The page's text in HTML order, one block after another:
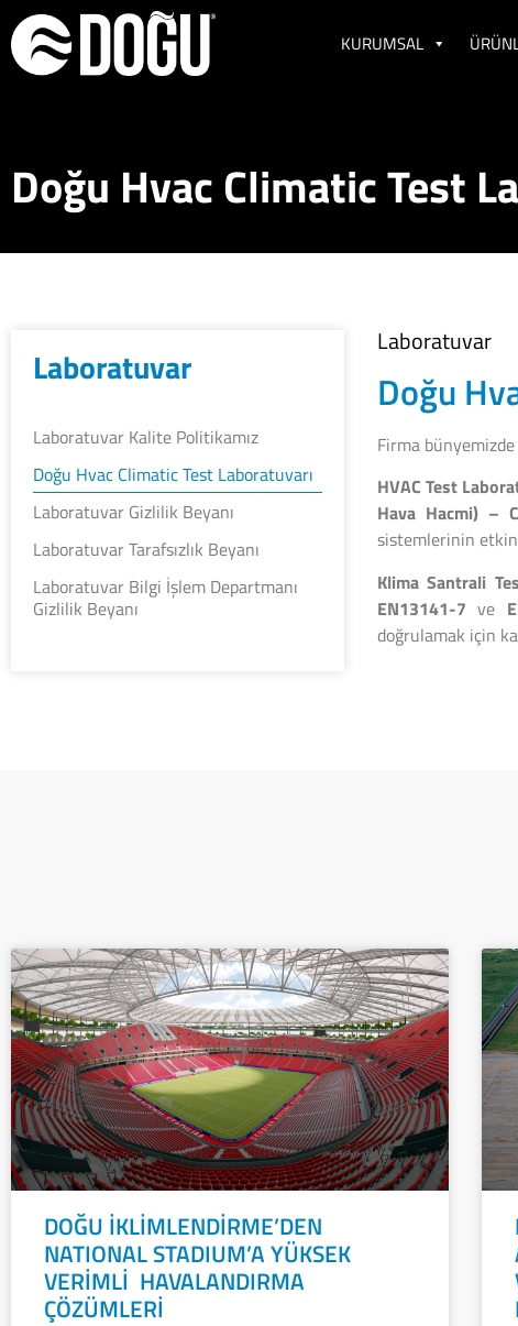
KURUMSAL
Doğu Hvac Climatic Test
Laboratuvar
Laboratuvar Kalite Politikamız
Doğu Hvac Climatic Test Laboratuvarı
Laboratuvar Gizlilik Beyanı
Laboratuvar Tarafsızlık Beyanı
Laboratuvar Bilgi İşlem Departmanı
Gizlilik Beyanı
Laboratuvar
Doğu
Firma
HVAC Test
Hava Hacmi) –
sistemlerinin
Klima Santrali
EN13141-7 ve
doğrulamak için
DOĞU İKLİMLENDİRME’DEN
NATIONAL STADIUM’A YÜKSEK
VERİMLİ HAVALANDIRMA
ÇÖZÜMLERİ